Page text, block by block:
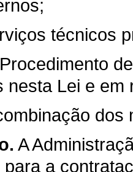
técnicos
nesta Lei e em
dos
A
a